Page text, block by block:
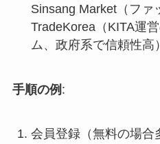
Sinsang Market（ファ
TradeKorea（KITA運
ム、政府系で信頼性高
手順の例 :
会員登録（無料の場合